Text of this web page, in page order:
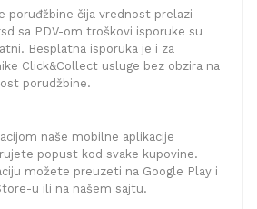
poruđžbine čija vrednost prelazi
sa PDV-om troškovi isporuke su
Besplatna isporuka je i za
Click&Collect usluge bez obzira na
porudžbine.
naše mobilne aplikacije
popust kod svake kupovine.
možete preuzeti na Google Play i
u ili na našem sajtu.